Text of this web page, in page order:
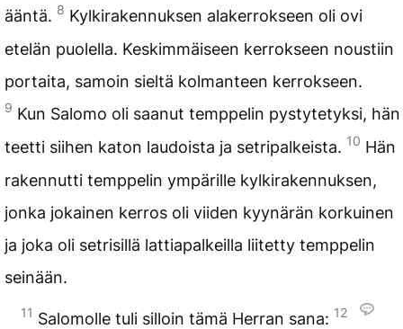
ääntä. 8 Kylkirakennuksen alakerrokseen oli ovi
etelän puolella. Keskimmäiseen kerrokseen noustiin
portaita, samoin sieltä kolmanteen kerrokseen.
9 Kun Salomo oli saanut temppelin pystytetyksi, hän
teetti siihen katon laudoista ja setripalkeista. 10 Hän
rakennutti temppelin ympärille kylkirakennuksen,
jonka jokainen kerros oli viiden kyynärän korkuinen
ja joka oli setrisillä lattiapalkeilla liitetty temppelin
seinään.
11 Salomolle tuli silloin tämä Herran sana: 12